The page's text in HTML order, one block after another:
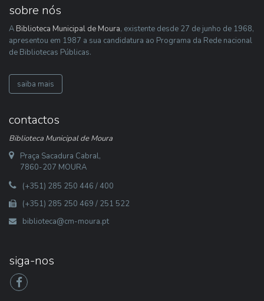
sobre nós
A Biblioteca Municipal de Moura, existente desde 27 de junho de 1968,
apresentou em 1987 a sua candidatura ao Programa da Rede nacional
de Bibliotecas Públicas.
saiba mais
contactos
Biblioteca Municipal de Moura
Praça Sacadura Cabral,
7860-207 MOURA
(+351) 285 250 446 / 400
(+351) 285 250 469 / 251 522
biblioteca@cm-moura.pt
siga-nos